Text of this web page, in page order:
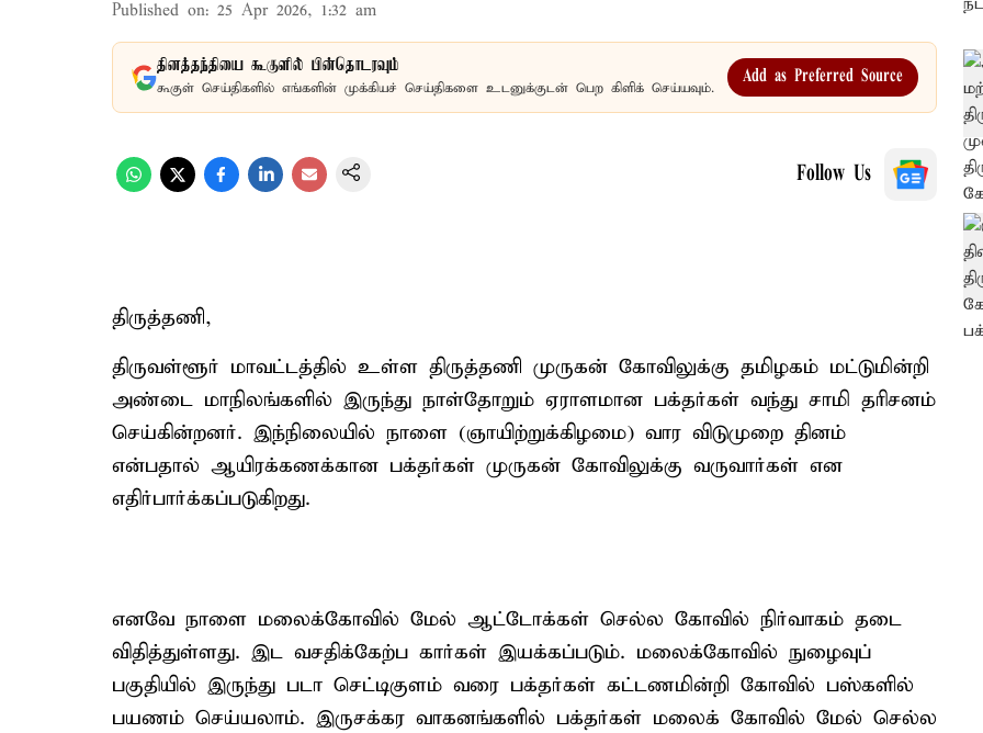
Published on: 25 Apr 2026, 1:32 am
தினத்தந்தியை கூகுளில் பின்தொடரவும்
கூகுள் செய்திகளில் எங்களின் முக்கியச் செய்திகளை உடனுக்குடன் பெற கிளிக் செய்யவும்.
Add as Preferred Source
Follow Us
திருத்தணி,
திருவள்ளூர் மாவட்டத்தில் உள்ள திருத்தணி முருகன் கோவிலுக்கு தமிழகம் மட்டுமின்றி
அண்டை மாநிலங்களில் இருந்து நாள்தோறும் ஏராளமான பக்தர்கள் வந்து சாமி தரிசனம்
செய்கின்றனர். இந்நிலையில் நாளை (ஞாயிற்றுக்கிழமை) வார விடுமுறை தினம்
என்பதால் ஆயிரக்கணக்கான பக்தர்கள் முருகன் கோவிலுக்கு வருவார்கள் என
எதிர்பார்க்கப்படுகிறது.
எனவே நாளை மலைக்கோவில் மேல் ஆட்டோக்கள் செல்ல கோவில் நிர்வாகம் தடை
விதித்துள்ளது. இட வசதிக்கேற்ப கார்கள் இயக்கப்படும். மலைக்கோவில் நுழைவுப்
பகுதியில் இருந்து படா செட்டிகுளம் வரை பக்தர்கள் கட்டணமின்றி கோவில் பஸ்களில்
பயணம் செய்யலாம். இருசக்கர வாகனங்களில் பக்தர்கள் மலைக் கோவில் மேல் செல்ல